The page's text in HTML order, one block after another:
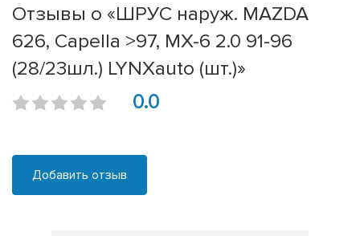
Отзывы о «ШРУС наруж. MAZDA
626, Capella >97, MX-6 2.0 91-96
(28/23шл.) LYNXauto (шт.)»
0.0
Добавить отзыв